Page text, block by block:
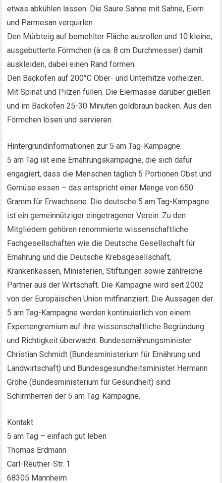
etwas abkühlen lassen. Die Saure Sahne mit Sahne, Eiern
und Parmesan verquirlen.
Den Mürbteig auf bemehlter Fläche ausrollen und 10 kleine,
ausgebutterte Förmchen (à ca. 8 cm Durchmesser) damit
auskleiden, dabei einen Rand formen.
Den Backofen auf 200°C Ober- und Unterhitze vorheizen.
Mit Spinat und Pilzen füllen. Die Eiermasse darüber gießen
und im Backofen 25-30 Minuten goldbraun backen. Aus den
Förmchen lösen und servieren.
Hintergrundinformationen zur 5 am Tag-Kampagne:
5 am Tag ist eine Ernährungskampagne, die sich dafür
engagiert, dass die Menschen täglich 5 Portionen Obst und
Gemüse essen – das entspricht einer Menge von 650
Gramm für Erwachsene. Die deutsche 5 am Tag-Kampagne
ist ein gemeinnütziger eingetragener Verein. Zu den
Mitgliedern gehören renommierte wissenschaftliche
Fachgesellschaften wie die Deutsche Gesellschaft für
Ernährung und die Deutsche Krebsgesellschaft,
Krankenkassen, Ministerien, Stiftungen sowie zahlreiche
Partner aus der Wirtschaft. Die Kampagne wird seit 2002
von der Europäischen Union mitfinanziert. Die Aussagen der
5 am Tag-Kampagne werden kontinuierlich von einem
Expertengremium auf ihre wissenschaftliche Begründung
und Richtigkeit überwacht. Bundesernährungsminister
Christian Schmidt (Bundesministerium für Ernährung und
Landwirtschaft) und Bundesgesundheitsminister Hermann
Gröhe (Bundesministerium für Gesundheit) sind
Schirmherren der 5 am Tag-Kampagne.
Kontakt
5 am Tag – einfach gut leben
Thomas Erdmann
Carl-Reuther-Str. 1
68305 Mannheim